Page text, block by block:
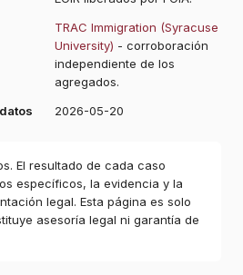
TRAC Immigration (Syracuse
University) - corroboración
independiente de los
agregados.
2026-05-20
El resultado de cada caso
específicos, la evidencia y la
legal. Esta página es solo
asesoría legal ni garantía de